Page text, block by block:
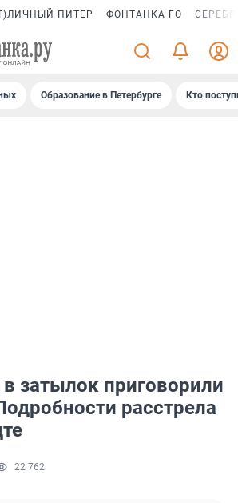
ПИТЕР ФОНТАНКА ГО
Образование в Петербурге Кто
затылок приговорили
расстрела
22 762